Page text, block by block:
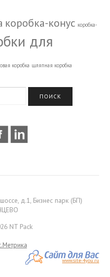
коробка-конус коробка-
для
коробка шляпная коробка
д.1, Бизнес парк (БП)
NT Pack
www.site-4you.ru